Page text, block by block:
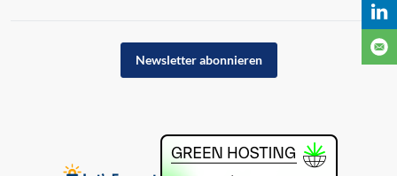
Newsletter abonnieren